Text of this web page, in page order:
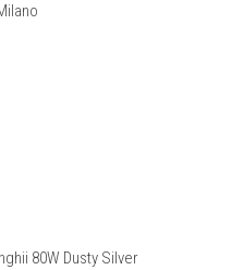
80W Dusty Silver